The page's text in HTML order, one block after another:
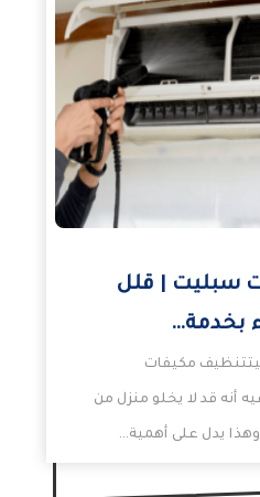
سبليت | قلل
بخدمة…
مكيفات
أنه قد لا يخلو منزل من
وهذا يدل على أهمية…